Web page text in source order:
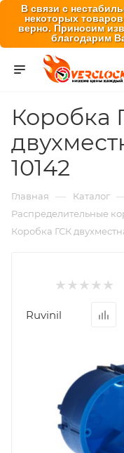
В связи с
некоторых
верно. Приносим
благодарим
Коробка
10142
Главная — Каталог
Распределительные
Коробка ГСК
Ruvinil